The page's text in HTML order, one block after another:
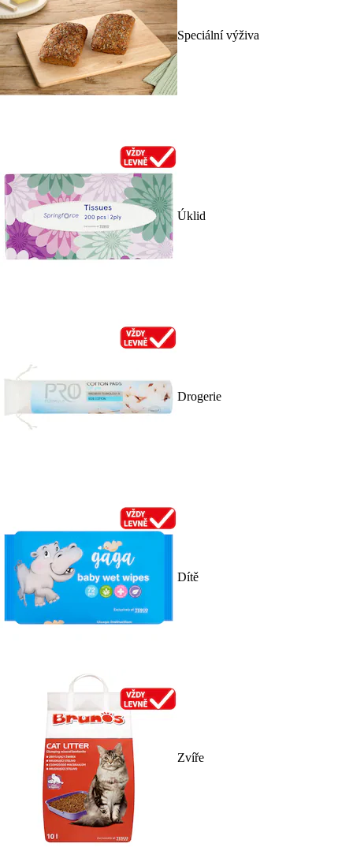
Speciální výživa
Úklid
Drogerie
Dítě
Zvíře